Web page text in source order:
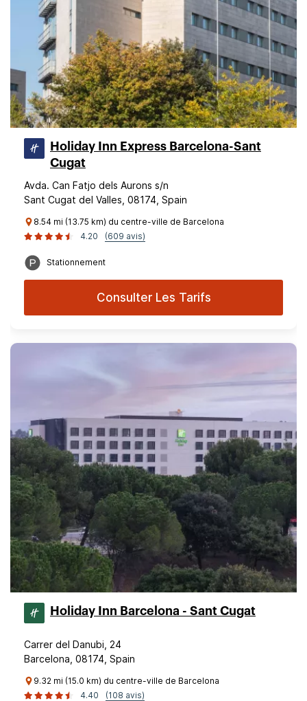
Holiday Inn Express Barcelona-Sant
Cugat
Avda. Can Fatjo dels Aurons s/n
Sant Cugat del Valles, 08174, Spain
8.54 mi (13.75 km) du centre-ville de Barcelona
4.20
(609 avis)
Stationnement
Consulter Les Tarifs
Holiday Inn Barcelona - Sant Cugat
Carrer del Danubi, 24
Barcelona, 08174, Spain
9.32 mi (15.0 km) du centre-ville de Barcelona
4.40
(108 avis)